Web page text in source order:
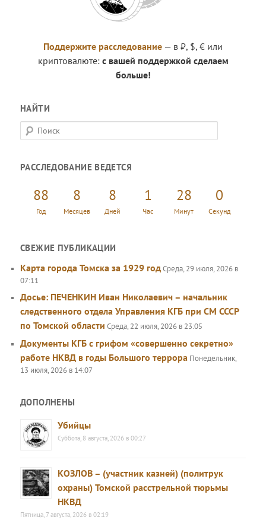
Поддержите расследование — в ₽, $, € или
криптовалюте: с вашей поддержкой сделаем
больше!
НАЙТИ
П
о
с
РАССЛЕДОВАНИЕ ВЕДЕТСЯ
88
Год
8
Месяцев
8
Дней
1
Час
28
Минут
0
Секунд
СВЕЖИЕ ПУБЛИКАЦИИ
Карта города Томска за 1929 годСреда, 29 июля, 2026 в
07:11
Досье: ПЕЧЕНКИН Иван Николаевич – начальник
следственного отдела Управления КГБ при СМ СССР
по Томской области Среда, 22 июля, 2026 в 23:05
Документы КГБ с грифом «совершенно секретно»
работе НКВД в годы Большого террора Понедельник,
13 июля, 2026 в 14:07
ДОПОЛНЕНЫ
Убийцы
Суббота, 8 августа, 2026 в 00:27
КОЗЛОВ – (участник казней) (политрук
охраны) Томской расстрельной тюрьмы
НКВД
Пятница, 7 августа, 2026 в 02:19